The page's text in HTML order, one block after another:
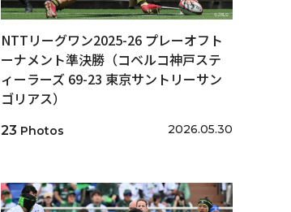
NTTリーグワン2025-26 プレーオフト
ーナメント準決勝（コベルコ神戸ステ
ィーラーズ 69-23 東京サントリーサン
ゴリアス）
23 Photos 2026.05.30